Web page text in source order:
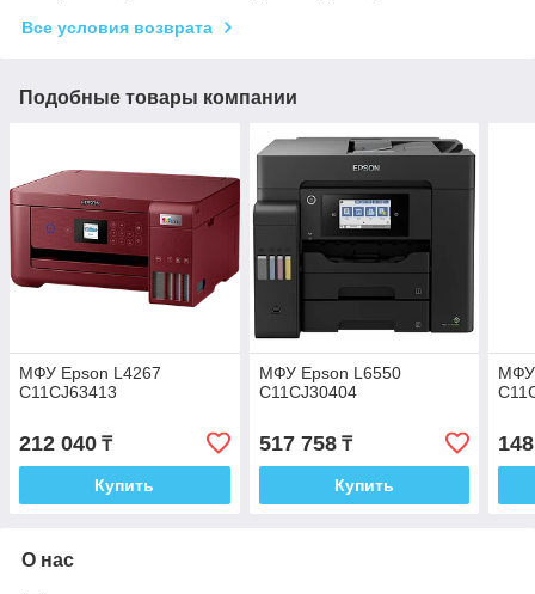
Все условия возврата
Подобные товары компании
МФУ Epson L4267
C11CJ63413
212 040 ₸
Купить
МФУ Epson L6550
C11CJ30404
517 758₸
Купить
МФУ
О нас